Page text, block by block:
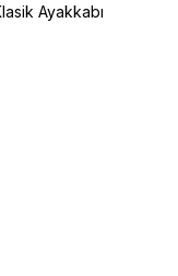
Ayakkabı